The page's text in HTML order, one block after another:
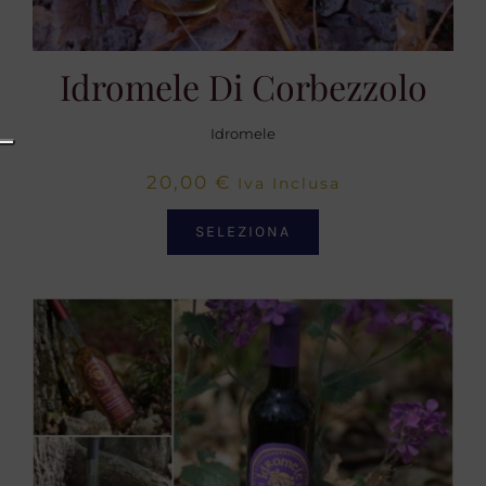
Idromele Di Corbezzolo
Idromele
20,00 € Iva Inclusa
SELEZIONA